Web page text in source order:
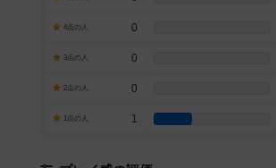
4点の人 0
3点の人 0
2点の人 0
1点の人 1